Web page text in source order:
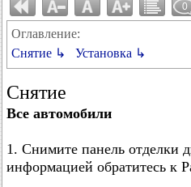
0
Оглавление:
Снятие ↳
Установка ↳
Снятие
Все автомобили
1. Снимите панель отделки
информацией обратитесь к